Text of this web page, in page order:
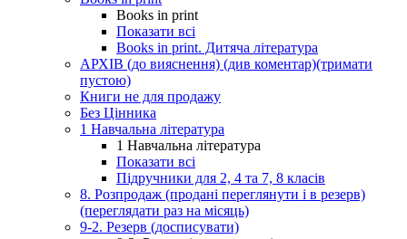
Books in print
Показати всі
Books in print. Дитяча література
АРХІВ (до вияснення) (див коментар)(тримати
пустою)
Книги не для продажу
Без Цінника
1 Навчальна література
1 Навчальна література
Показати всі
Підручники для 2, 4 та 7, 8 класів
8. Розпродаж (продані переглянути і в резерв)
(переглядати раз на місяць)
9-2. Резерв (досписувати)